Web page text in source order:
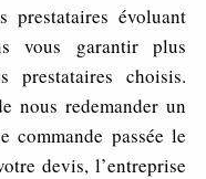
prestataires évoluant
vous garantir plus
prestataires choisis.
nous redemander un
commande passée le
devis, l’entreprise